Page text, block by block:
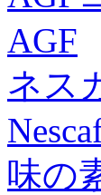
AGF
ネス
味の